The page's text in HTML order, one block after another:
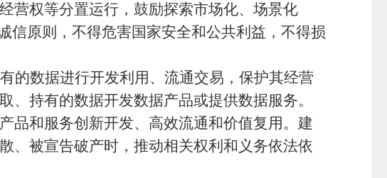
营权等分置运行，鼓励探索市场化、场景化
信原则，不得危害国家安全和公共利益，不得损
的数据进行开发利用、流通交易，保护其经营
持有的数据开发数据产品或提供数据服务。
品和服务创新开发、高效流通和价值复用。建
、被宣告破产时，推动相关权利和义务依法依